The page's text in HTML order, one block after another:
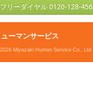
フリーダイヤル 0120-128-456
ーマンサービス
Miyazaki Human Service Co., Ltd.